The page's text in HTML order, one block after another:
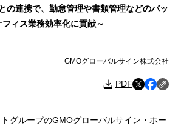
の連携で、勤怠管理や書類管理などのバッ
フィス業務効率化に貢献～
GMOグローバルサイン株式会社
PDF
グループのGMOグローバルサイン・ホー